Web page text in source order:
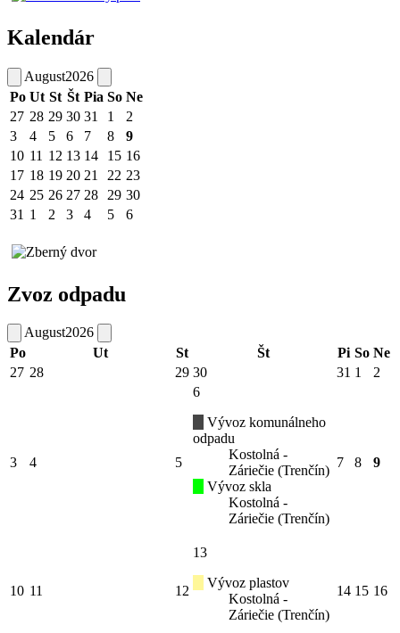
Kalendár
August2026
Po Ut St Št Pia So Ne
27 28 29 30 31 1
2
3
4 5 6 7 8
9
10 11 12 13 14 15 16
17 18 19 20 21 22 23
24 25 26 27 28 29 30
31 1 2 3 4 5 6
Zvoz odpadu
August2026
Po
Ut St Št Pi So Ne
27 28 29 30 31 1 2
3 4 5
6
Vývoz komunálneho
odpadu
Kostolná -
Záriečie (Trenčín)
Vývoz skla
Kostolná -
Záriečie (Trenčín)
7 8 9
10 11 12
13
Vývoz plastov
Kostolná -
Záriečie (Trenčín)
14 15 16